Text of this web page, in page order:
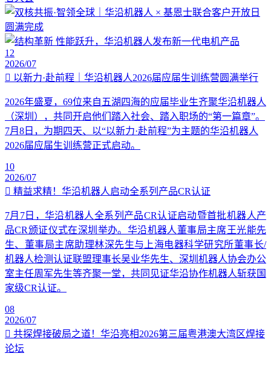
12
2026/07
以新力·赴前程｜华沿机器人2026届应届生训练营圆满举行
2026年盛夏，69位来自五湖四海的应届毕业生齐聚华沿机器人
（深圳），共同开启他们踏入社会、踏入职场的“第一篇章”。
7月8日，为期四天、以“以新力·赴前程”为主题的华沿机器人
2026届应届生训练营正式启动。
10
2026/07
精益求精！华沿机器人启动全系列产品CR认证
7月7日，华沿机器人全系列产品CR认证启动暨首批机器人产
品CR颁证仪式在深圳举办。华沿机器人董事局主席王光能先
生、董事局主席助理林深先生与上海电器科学研究所董事长/
机器人检测认证联盟理事长吴业华先生、深圳机器人协会办公
室主任周军先生等齐聚一堂，共同见证华沿协作机器人斩获国
家级CR认证。
08
2026/07
共探焊接破局之道！华沿亮相2026第三届粤港澳大湾区焊接
论坛